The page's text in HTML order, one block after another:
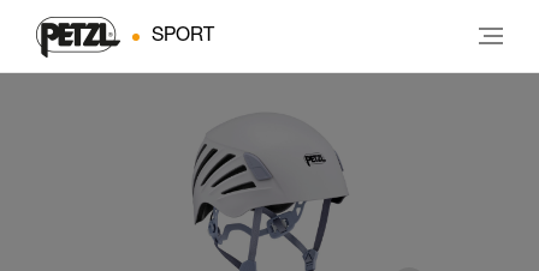
SPORT